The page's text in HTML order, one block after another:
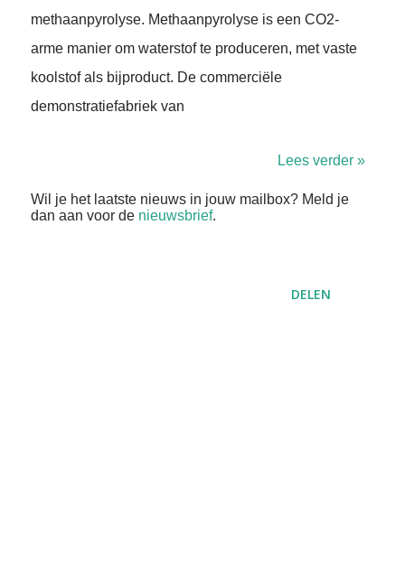
methaanpyrolyse. Methaanpyrolyse is een CO2-
arme manier om waterstof te produceren, met vaste
koolstof als bijproduct. De commerciële
demonstratiefabriek van
Lees verder »
Wil je het laatste nieuws in jouw mailbox? Meld je
dan aan voor de nieuwsbrief.
DELEN